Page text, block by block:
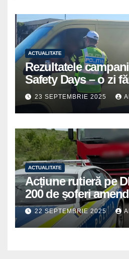
ACTUALITATE
Rezultatele
Safety Days – o zi
trafic
23 SEPTEMBRIE 2025
ACTUALITATE
Acțiune rutieră pe
200 de șoferi
polițiștii din
22 SEPTEMBRIE 2025